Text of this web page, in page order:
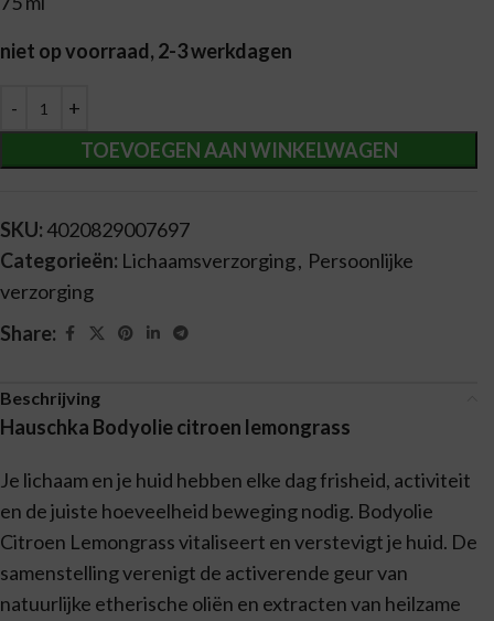
niet op voorraad, 2-3 werkdagen
TOEVOEGEN AAN WINKELWAGEN
Alternative:
SKU: 4020829007697
Categorieën: Lichaamsverzorging, Persoonlijke
verzorging
Share:
Beschrijving
Hauschka Bodyolie citroen lemongrass
Je lichaam en je huid hebben elke dag frisheid, activiteit
en de juiste hoeveelheid beweging nodig. Bodyolie
Citroen Lemongrass vitaliseert en verstevigt je huid. De
samenstelling verenigt de activerende geur van
natuurlijke etherische oliën en extracten van heilzame